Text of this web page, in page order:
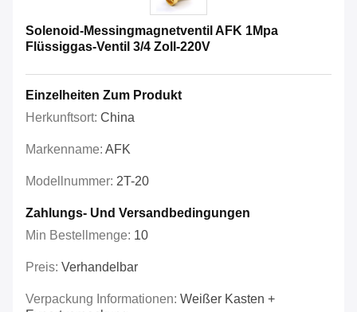
Solenoid-Messingmagnetventil AFK 1Mpa
Flüssiggas-Ventil 3/4 Zoll-220V
Einzelheiten Zum Produkt
Herkunftsort: China
Markenname: AFK
Modellnummer: 2T-20
Zahlungs- Und Versandbedingungen
Min Bestellmenge: 10
Preis: Verhandelbar
Verpackung Informationen: Weißer Kasten +